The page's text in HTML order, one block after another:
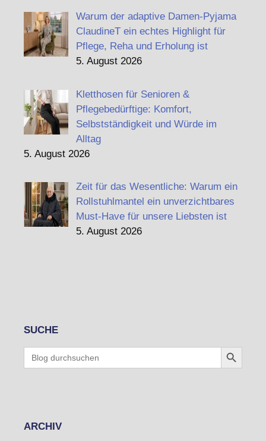
Warum der adaptive Damen-Pyjama
ClaudineT ein echtes Highlight für
Pflege, Reha und Erholung ist
5. August 2026
Kletthosen für Senioren &
Pflegebedürftige: Komfort,
Selbstständigkeit und Würde im
Alltag
5. August 2026
Zeit für das Wesentliche: Warum ein
Rollstuhlmantel ein unverzichtbares
Must-Have für unsere Liebsten ist
5. August 2026
SUCHE
Search
for:
Search Button
ARCHIV